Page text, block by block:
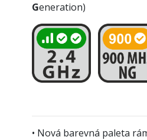
Generation)
• Nová barevná paleta